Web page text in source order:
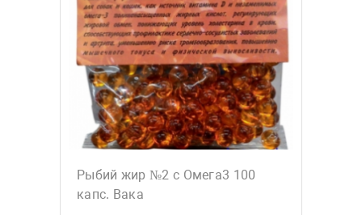
Рыбий жир №2 с Омега3 100
капс. Вака